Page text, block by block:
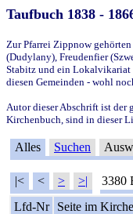
Taufbuch 1838 -
Zur Pfarrei Zippnow
(Dudylany), Freudenfier
Stabitz und ein Lokalvikariat
diesen Gemeinden - wohl
Autor dieser Abschrift ist der
Kirchenbuch, sind in dieser
Alles Suchen
|< < > >| 3380
Lfd-Nr
Seite im